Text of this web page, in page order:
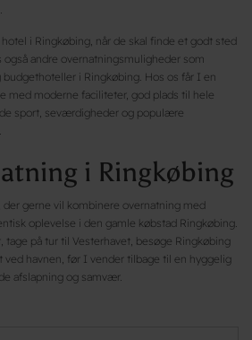
i Ringkøbing, når de skal finde et godt sted
også andre overnatningsmuligheder som
i Ringkøbing. Hos os får I en
med moderne faciliteter, god plads til hele
sport, seværdigheder og populære
i Ringkøbing
der gerne vil kombinere overnatning med
oplevelse i den gamle købstad Ringkøbing.
tage på tur til Vesterhavet, besøge Ringkøbing
ved havnen, før I vender tilbage til en hyggelig
afslapning og samvær.